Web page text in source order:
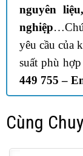
nguyên
nghiệp
yêu cầu của
suất phù
449 755 –
Cùng